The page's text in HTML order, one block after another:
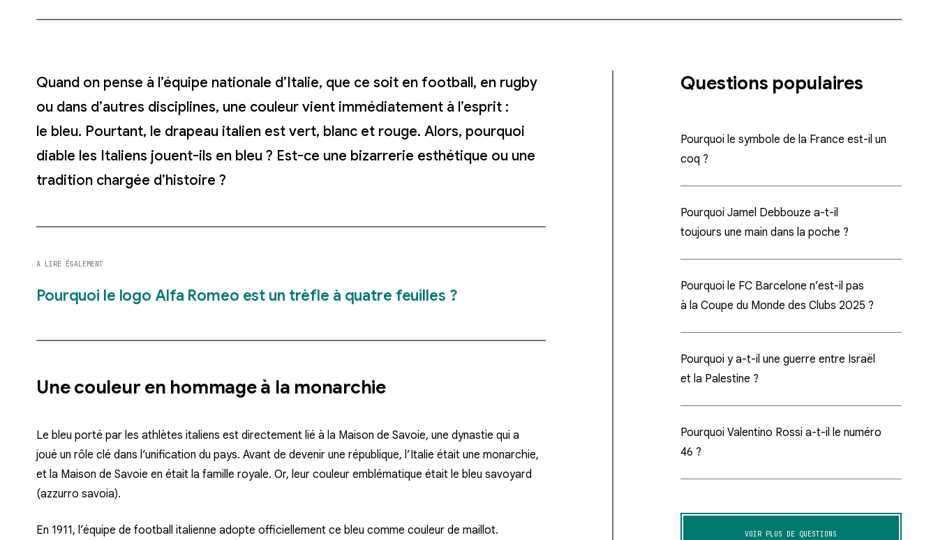
Quand on pense à l’équipe nationale d’Italie, que ce soit en football, en rugby
ou dans d’autres disciplines, une couleur vient immédiatement à l’esprit :
le bleu. Pourtant, le drapeau italien est vert, blanc et rouge. Alors, pourquoi
diable les Italiens jouent-ils en bleu ? Est-ce une bizarrerie esthétique ou une
tradition chargée d’histoire ?
A LIRE ÉGALEMENT
Pourquoi le logo Alfa Romeo est un trèfle à quatre feuilles ?
Une couleur en hommage à la monarchie
Le bleu porté par les athlètes italiens est directement lié à la Maison de Savoie, une dynastie qui a
joué un rôle clé dans l’unification du pays. Avant de devenir une république, l’Italie était une monarchie,
et la Maison de Savoie en était la famille royale. Or, leur couleur emblématique était le bleu savoyard
(azzurro savoia).
En 1911, l’équipe de football italienne adopte officiellement ce bleu comme couleur de maillot.
Questions populaires
Pourquoi le symbole de la France est-il un
coq ?
Pourquoi Jamel Debbouze a-t-il
toujours une main dans la poche ?
Pourquoi le FC Barcelone n’est-il pas
à la Coupe du Monde des Clubs 2025 ?
Pourquoi y a-t-il une guerre entre Israël
et la Palestine ?
Pourquoi Valentino Rossi a-t-il le numéro
46 ?
VOIR PLUS DE QUESTIONS